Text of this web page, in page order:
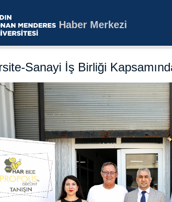
Adnan
Haber Merkezi
Sanayi İş Birliği